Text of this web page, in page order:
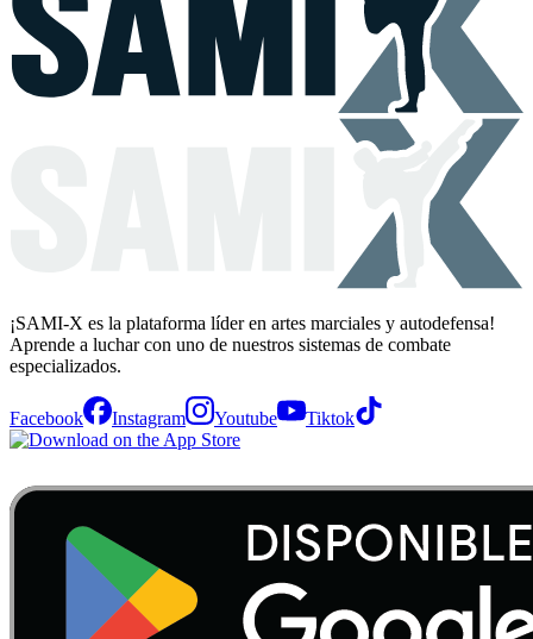
¡SAMI-X es la plataforma líder en artes marciales y autodefensa!
Aprende a luchar con uno de nuestros sistemas de combate
especializados.
Facebook Instagram Youtube Tiktok